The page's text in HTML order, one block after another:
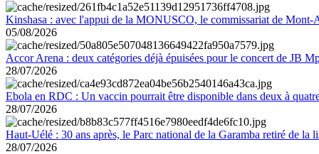
Kinshasa : avec l'appui de la MONUSCO, le commissariat de Mont-
05/08/2026
Accor Arena : deux catégories déjà épuisées pour le concert de JB
28/07/2026
Ebola en RDC : Un vaccin pourrait être disponible dans deux à
28/07/2026
Haut-Uélé : 30 ans après, le Parc national de la Garamba retiré de la
28/07/2026